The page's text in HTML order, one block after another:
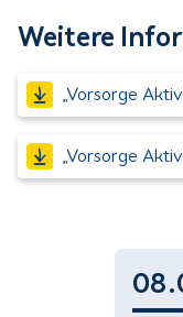
Weitere
„Vorsorge
„Vorsorge